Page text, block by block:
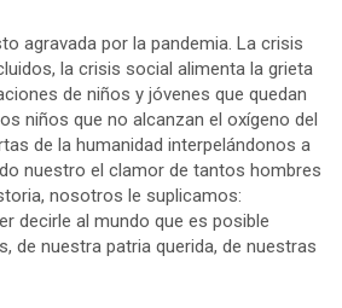
agravada por la pandemia. La crisis
la crisis social alimenta la grieta
de niños y jóvenes que quedan
niños que no alcanzan el oxígeno del
de la humanidad interpelándonos a
nuestro el clamor de tantos hombres
nosotros le suplicamos:
decirle al mundo que es posible
de nuestra patria querida, de nuestras